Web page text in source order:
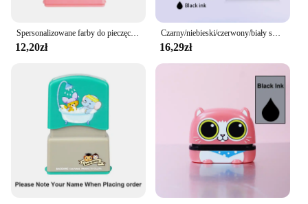
Features:
|Personalizowany Znaczek Z Imieniem Farby
Osobisty Uczeń|
**Customized Learning Companion**
The Personalizowany Znak Z Imieniem Farby
Osobisty Uczeń is a versatile and practical item that
serves as a customized learning companion for
students. Designed to be both durable and visually
appealing, these personalized stickers are crafted
from high-quality plastic that withstands the rigors
of daily use. Each sticker is uniquely personalized
with the student's name, making it an ideal tool for
school identification and fostering a sense of
Spersonalizowane farby do pieczęci imiennych Osobisty uczeń Dziecko Dziecko Grawerowane Wodoodporne, nieblaknące Przedszkole Kreskówka Odzież Pieczęć imienna
12,20zł
Czarny/niebieski/czerwony/biały spersonalizowany znaczek z imieniem farby osobisty uczeń dziecko grawerowane wodoodporna, nieblaknąca pieczęć z imieniem przedszkola
16,29zł